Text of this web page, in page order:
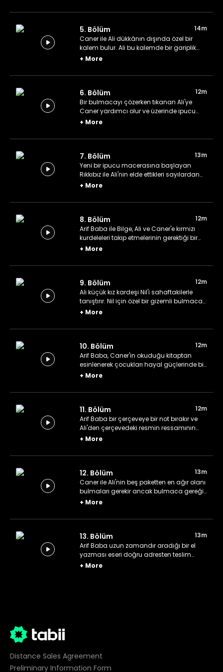
5. Bölüm
14m
Caner ile Ali dükkânın dışında özel bir
kalem bulur. Ali bu kalemde bir gariplik
olduğunu düşünür.
+ More
6. Bölüm
12m
Bir bulmacayı çözerken tıkanan Ali'ye
Caner yardımcı olur ve üzerinde ipucu
olan bir pikap bulurlar.
+ More
7. Bölüm
13m
Yeni bir ipucu macerasına başlayan
Rıkkıbız ile Ali'nin elde ettikleri sayılardan
bir anlam çıkarması gerekir.
+ More
8. Bölüm
12m
Arif Baba ile Bilge, Ali ve Caner'e kırmızı
kurdeleleri takip etmelerinin gerektiği bir
oyun hazırlarlar.
+ More
9. Bölüm
12m
Ali küçük kız kardeşi Nil'i sahaftakilerle
tanıştırır. Nil için özel bir gizemli bulmaca
hazırlanmıştır.
+ More
10. Bölüm
12m
Arif Baba, Caner'in okuduğu kitaptan
esinlenerek çocukları hayal güçlerinde bir
maceraya çıkarır.
+ More
11. Bölüm
12m
Arif Baba bir çerçeveye bir not bırakır ve
Ali'den çerçevedeki resmin ressamının
kim olduğunu öğrenmesini ister.
+ More
12. Bölüm
13m
Caner ile Ali'nin beş paketten en ağır olanı
bulmaları gerekir ancak bulmaca gereği
teraziyi yalnızca iki defa kullanabilirler.
+ More
13. Bölüm
13m
Arif Baba uzun zamandır aradığı bir el
yazması eseri doğru adresten teslim
alması için Ali'yi görevlendirir.
+ More
Distance Sales Agreement
Preliminary Information Form